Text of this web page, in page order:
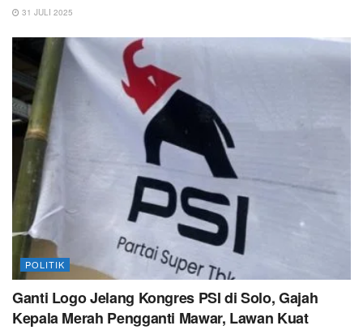
31 JULI 2025
POLITIK
Ganti Logo Jelang Kongres PSI di Solo, Gajah
Kepala Merah Pengganti Mawar, Lawan Kuat